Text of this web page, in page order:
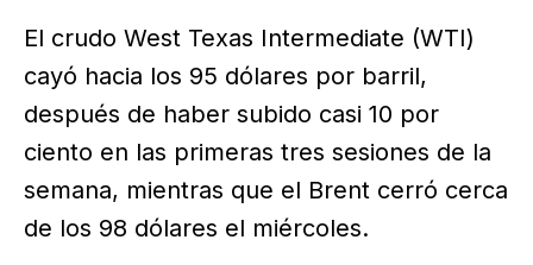
El crudo West Texas Intermediate (WTI)
cayó hacia los 95 dólares por barril,
después de haber subido casi 10 por
ciento en las primeras tres sesiones de la
semana, mientras que el Brent cerró cerca
de los 98 dólares el miércoles.